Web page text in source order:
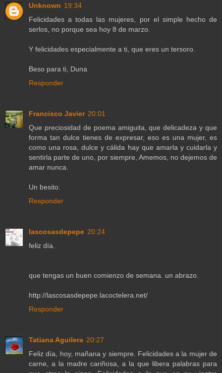
Unknown 19:34
Felicidades a todas las mujeres, por el simple hecho de
serlos, no porque sea hoy 8 de marzo.
Y felicidades especialmente a ti, que eres un tersoro.
Beso para ti, Duna
Responder
Francisco Javier 20:01
Que preciosidad de poema amiguita, que delicadeza y que
forma tan dulce tienes de expresar, eso es una mujer, es
como una rosa, dulce y cálida hay que amarla y cuidarla y
sentirla parte de uno, por siempre, Amemos, no dejemos de
amar nunca.
Un besito.
Responder
lascosasdepepe 20:24
feliz día.
que tengas un buen comienzo de semana. un abrazo.
http://lascosasdepepe.lacoctelera.net/
Responder
Tatiana Aguilera 20:27
Feliz día, hoy, mañana y siempre. Felicidades a la mujer de
carne, a la madre cariñosa, a la que libera palabras para